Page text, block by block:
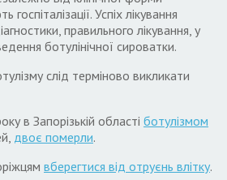
Успіх лікування
правильного лікування, у
ботулінічної сироватки.
слід терміново викликати
в Запорізькій області ботулізмом
двоє померли.
вберегтися від отруєнь влітку.